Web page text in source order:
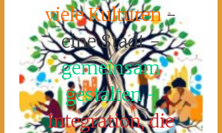
viele Kulturen-
eine Stadt -
gemeinsam
gestalten -
Integration, die